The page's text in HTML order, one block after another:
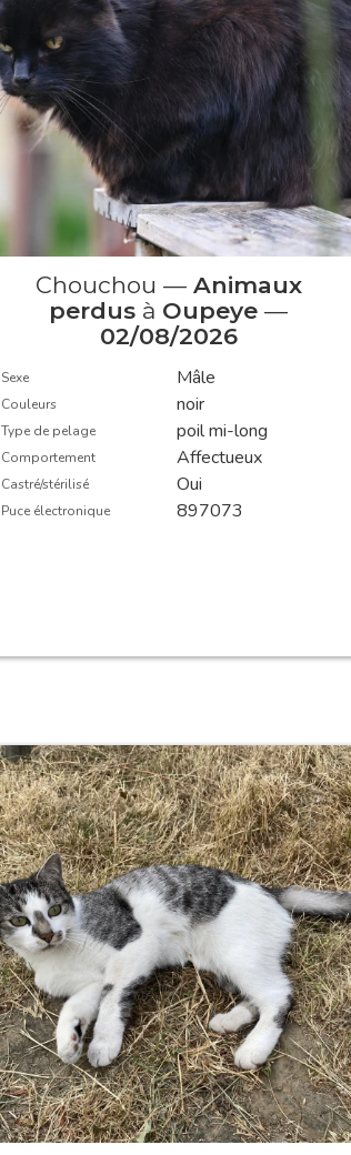
Chouchou — Animaux
perdus à Oupeye —
02/08/2026
Sexe Mâle
Couleurs noir
Type de pelage poil mi-long
Comportement Affectueux
Castré/stérilisé Oui
Puce électronique 897073